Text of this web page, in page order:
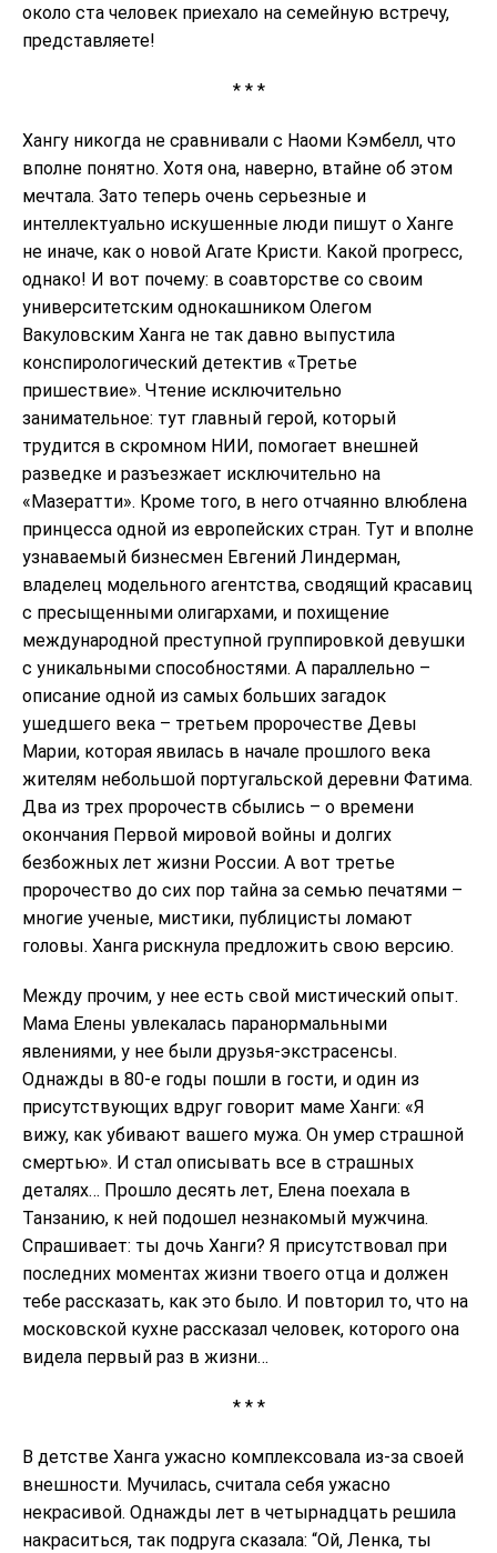
около ста человек приехало на семейную встречу,
представляете!
* * *
Хангу никогда не сравнивали с Наоми Кэмбелл, что
вполне понятно. Хотя она, наверно, втайне об этом
мечтала. Зато теперь очень серьезные и
интеллектуально искушенные люди пишут о Ханге
не иначе, как о новой Агате Кристи. Какой прогресс,
однако! И вот почему: в соавторстве со своим
университетским однокашником Олегом
Вакуловским Ханга не так давно выпустила
конспирологический детектив «Третье
пришествие». Чтение исключительно
занимательное: тут главный герой, который
трудится в скромном НИИ, помогает внешней
разведке и разъезжает исключительно на
«Мазератти». Кроме того, в него отчаянно влюблена
принцесса одной из европейских стран. Тут и вполне
узнаваемый бизнесмен Евгений Линдерман,
владелец модельного агентства, сводящий красавиц
с пресыщенными олигархами, и похищение
международной преступной группировкой девушки
с уникальными способностями. А параллельно –
описание одной из самых больших загадок
ушедшего века – третьем пророчестве Девы
Марии, которая явилась в начале прошлого века
жителям небольшой португальской деревни Фатима.
Два из трех пророчеств сбылись – о времени
окончания Первой мировой войны и долгих
безбожных лет жизни России. А вот третье
пророчество до сих пор тайна за семью печатями –
многие ученые, мистики, публицисты ломают
головы. Ханга рискнула предложить свою версию.
Между прочим, у нее есть свой мистический опыт.
Мама Елены увлекалась паранормальными
явлениями, у нее были друзья-экстрасенсы.
Однажды в 80-е годы пошли в гости, и один из
присутствующих вдруг говорит маме Ханги: «Я
вижу, как убивают вашего мужа. Он умер страшной
смертью». И стал описывать все в страшных
деталях… Прошло десять лет, Елена поехала в
Танзанию, к ней подошел незнакомый мужчина.
Спрашивает: ты дочь Ханги? Я присутствовал при
последних моментах жизни твоего отца и должен
тебе рассказать, как это было. И повторил то, что на
московской кухне рассказал человек, которого она
видела первый раз в жизни…
* * *
В детстве Ханга ужасно комплексовала из-за своей
внешности. Мучилась, считала себя ужасно
некрасивой. Однажды лет в четырнадцать решила
накраситься, так подруга сказала: “Ой, Ленка, ты